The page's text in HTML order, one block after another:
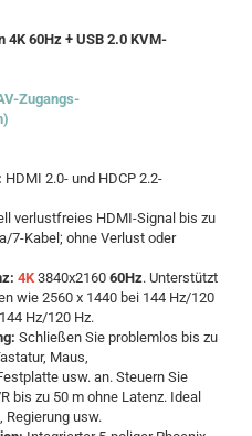
4K 60Hz + USB 2.0 KVM-
Zugangs-
HDMI 2.0- und HDCP 2.2-
verlustfreies HDMI-Signal bis zu
7-Kabel; ohne Verlust oder
4K 3840x2160 60Hz. Unterstützt
wie 2560 x 1440 bei 144 Hz/120
Hz/120 Hz.
Schließen Sie problemlos bis zu
Maus,
usw. an. Steuern Sie
bis zu 50 m ohne Latenz. Ideal
usw.